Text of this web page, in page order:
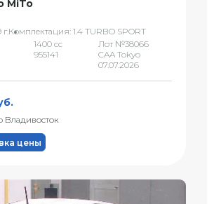
MiTo
г.Комплектация: 1.4 TURBO SPORT
1400 сс
955141
Лот №38066
CAA Tokyo
07.07.2026
Владивосток
цены